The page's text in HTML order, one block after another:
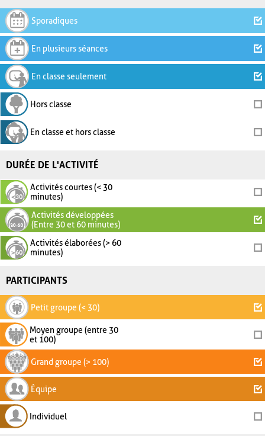
Sporadiques
En plusieurs séances
En classe seulement
Hors classe
En classe et hors classe
DURÉE DE L'ACTIVITÉ
Activités courtes (< 30
minutes)
Activités développées
(Entre 30 et 60 minutes)
Activités élaborées (> 60
minutes)
PARTICIPANTS
Petit groupe (< 30)
Moyen groupe (entre 30
et 100)
Grand groupe (> 100)
Équipe
Individuel